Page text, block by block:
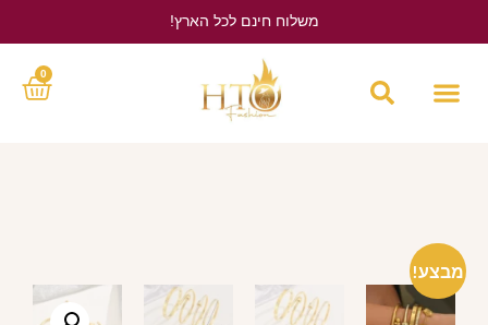
משלוח חינם לכל הארץ!
0
מבצע!